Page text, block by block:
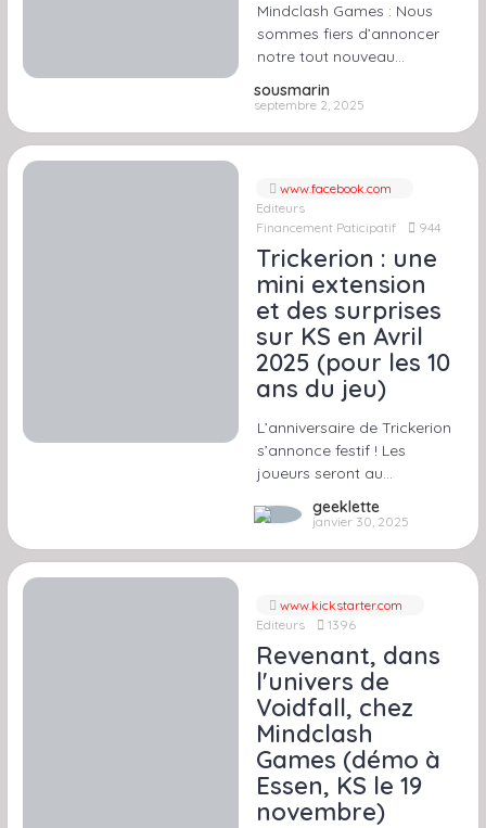
Mindclash Games : Nous
sommes fiers d’annoncer
notre tout nouveau…
sousmarin
septembre 2, 2025
www.facebook.com
Editeurs
Financement Paticipatif
944
Trickerion : une
mini extension
et des surprises
sur KS en Avril
2025 (pour les 10
ans du jeu)
L’anniversaire de Trickerion
s’annonce festif ! Les
joueurs seront au…
geeklette
janvier 30, 2025
www.kickstarter.com
Editeurs
1396
Revenant, dans
l'univers de
Voidfall, chez
Mindclash
Games (démo à
Essen, KS le 19
novembre)